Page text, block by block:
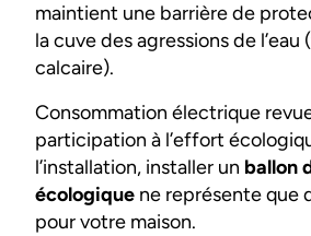
maintient une barrière de
la cuve des agressions de l’eau
calcaire).
Consommation électrique
participation à l’effort
l’installation, installer un ballon
écologique ne représente que
pour votre maison.